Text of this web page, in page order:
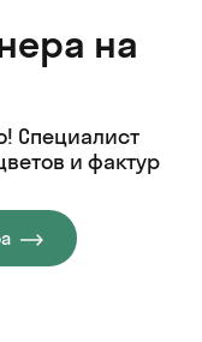
на
Специалист
и фактур